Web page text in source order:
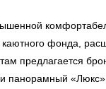
фонда,
предлагается
панорамный